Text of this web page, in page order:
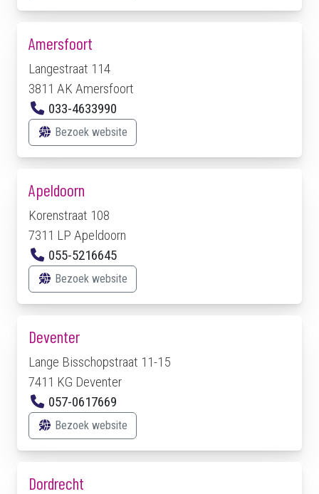
Amersfoort
Langestraat 114
3811 AK Amersfoort
033-4633990
Bezoek website
Apeldoorn
Korenstraat 108
7311 LP Apeldoorn
055-5216645
Bezoek website
Deventer
Lange Bisschopstraat 11-15
7411 KG Deventer
057-0617669
Bezoek website
Dordrecht